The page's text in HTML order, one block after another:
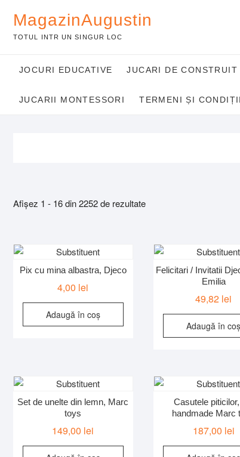
content
MagazinAugustin
TOTUL INTR UN SINGUR LOC
JOCURI EDUCATIVE JUCARI DE CONSTRUIT
JUCARII MONTESSORI TERMENI ȘI CONDIȚII
Afișez 1 - 16 din 2252 de rezultate
Pix cu mina albastra, Djeco
4,00 lei
Adaugă în coș
Felicitari / Invitatii
Emilia
49,82 lei
Adaugă în coș
Set de unelte din lemn, Marc
toys
149,00 lei
Casutele
handmade Marc
187,00 lei